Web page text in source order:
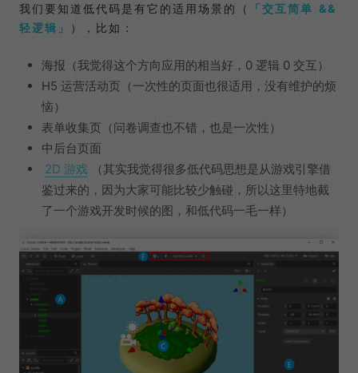
我们要知道低代码是有它的适用场景的（
交互简单 &&
轻逻辑
），比如：
海报（我觉得这个方向应用的相当好，0 逻辑 0 交互）
H5 运营活动页（一次性的页面也很适用，没有维护的烦
恼）
表单收集页（问卷调查也不错，也是一次性）
中后台页面
2D 游戏
（其实我觉得很多低代码思想是从游戏引擎借
鉴过来的，因为大家可能比较少触碰，所以这里特地截
了一个游戏开发时候的图，和低代码一毛一样）